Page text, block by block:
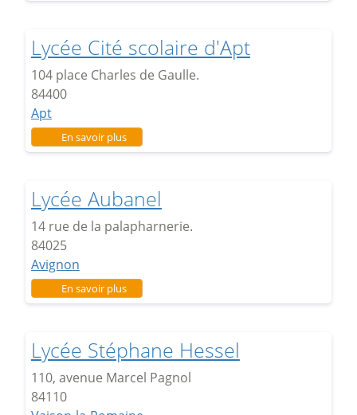
Lycée Cité scolaire d'Apt
104 place Charles de Gaulle.
84400
Apt
En savoir plussur Lycée Cité scolaire d'Apt
Lycée Aubanel
14 rue de la palapharnerie.
84025
Avignon
En savoir plussur Lycée Aubanel
Lycée Stéphane Hessel
110, avenue Marcel Pagnol
84110